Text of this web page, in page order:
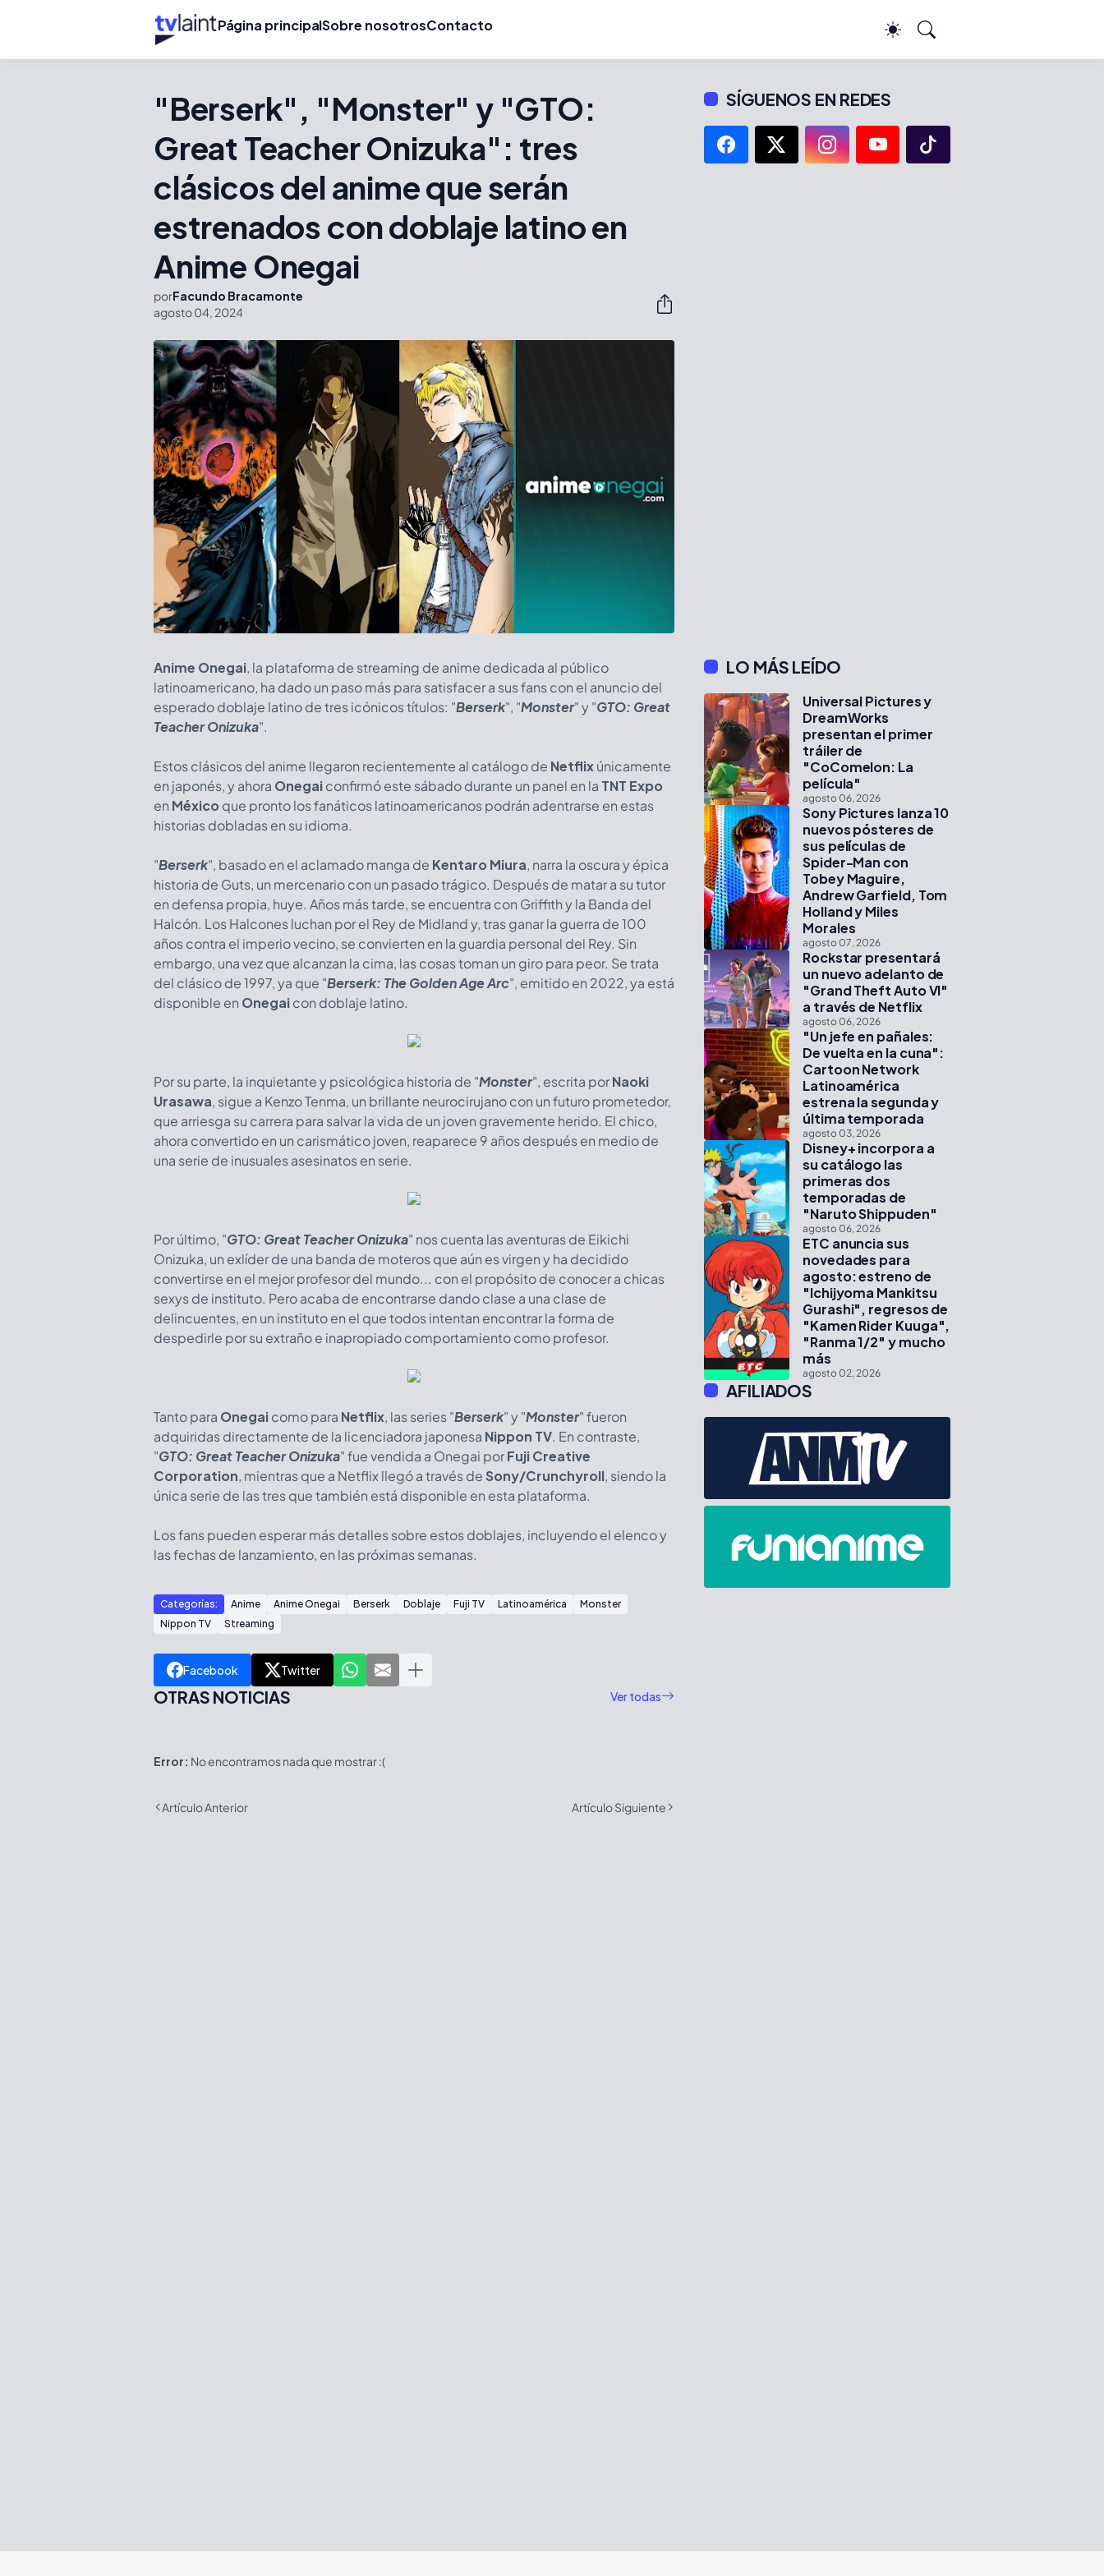
Página principalSobre nosotrosContacto
"Berserk", "Monster" y "GTO:
Great Teacher Onizuka": tres
clásicos del anime que serán
estrenados con doblaje latino en
Anime Onegai
porFacundo Bracamonte
agosto 04, 2024
Anime Onegai, la plataforma de streaming de anime dedicada al público
latinoamericano, ha dado un paso más para satisfacer a sus fans con el anuncio del
esperado doblaje latino de tres icónicos títulos: "Berserk", "Monster" y "GTO: Great
Teacher Onizuka".
Estos clásicos del anime llegaron recientemente al catálogo de Netflixúnicamente
en japonés, y ahora Onegaiconfirmó este sábado durante un panel en la TNT Expo
en México que pronto los fanáticos latinoamericanos podrán adentrarse en estas
historias dobladas en su idioma.
"Berserk", basado en el aclamado manga de Kentaro Miura, narra la oscura y épica
historia de Guts, un mercenario con un pasado trágico. Después de matar a su tutor
en defensa propia, huye. Años más tarde, se encuentra con Griffith y la Banda del
Halcón. Los Halcones luchan por el Rey de Midland y, tras ganar la guerra de 100
años contra el imperio vecino, se convierten en la guardia personal del Rey. Sin
embargo, una vez que alcanzan la cima, las cosas toman un giro para peor. Se trata
del clásico de 1997, ya que "Berserk: The Golden Age Arc", emitido en 2022, ya está
disponible en Onegaicon doblaje latino.
Por su parte, la inquietante y psicológica historia de "Monster", escrita porNaoki
Urasawa, sigue a Kenzo Tenma, un brillante neurocirujano con un futuro prometedor,
que arriesga su carrera para salvar la vida de un joven gravemente herido. El chico,
ahora convertido en un carismático joven, reaparece 9 años después en medio de
una serie de inusuales asesinatos en serie.
Por último, "GTO: Great Teacher Onizuka" nos cuenta las aventuras de Eikichi
Onizuka, un exlíder de una banda de moteros que aún es virgen y ha decidido
convertirse en el mejor profesor del mundo... con el propósito de conocer a chicas
sexys de instituto. Pero acaba de encontrarse dando clase a una clase de
delincuentes, en un instituto en el que todos intentan encontrar la forma de
despedirle por su extraño e inapropiado comportamiento como profesor.
Tanto para Onegaicomo para Netflix, las series "Berserk"y "Monster" fueron
adquiridas directamente de la licenciadora japonesa Nippon TV. En contraste,
"GTO: Great Teacher Onizuka" fue vendida a Onegai porFuji Creative
Corporation, mientras que a Netflix llegó a través de Sony/Crunchyroll, siendo la
única serie de las tres que también está disponible en esta plataforma.
Los fans pueden esperar más detalles sobre estos doblajes, incluyendo el elenco y
las fechas de lanzamiento, en las próximas semanas.
Categorías: Anime Anime Onegai Berserk Doblaje Fuji TV Latinoamérica
Monster
Nippon TV
Streaming
Facebook Twitter
OTRAS NOTICIAS Ver todas
Error: No encontramos nada que mostrar :(
Artículo Anterior Artículo Siguiente
SÍGUENOS EN REDES
LO MÁS LEÍDO
Universal Pictures y
DreamWorks
presentan el primer
tráiler de
"CoComelon: La
película"
agosto 06, 2026
Sony Pictures lanza 10
nuevos pósteres de
sus películas de
Spider-Man con
Tobey Maguire,
Andrew Garfield, Tom
Holland y Miles
Morales
agosto 07, 2026
Rockstar presentará
un nuevo adelanto de
"Grand Theft Auto VI"
a través de Netflix
agosto 06, 2026
"Un jefe en pañales:
De vuelta en la cuna":
Cartoon Network
Latinoamérica
estrena la segunda y
última temporada
agosto 03, 2026
Disney+ incorpora a
su catálogo las
primeras dos
temporadas de
"Naruto Shippuden"
agosto 06, 2026
ETC anuncia sus
novedades para
agosto: estreno de
"Ichijyoma Mankitsu
Gurashi", regresos de
"Kamen Rider Kuuga",
"Ranma 1/2" y mucho
más
agosto 02, 2026
AFILIADOS